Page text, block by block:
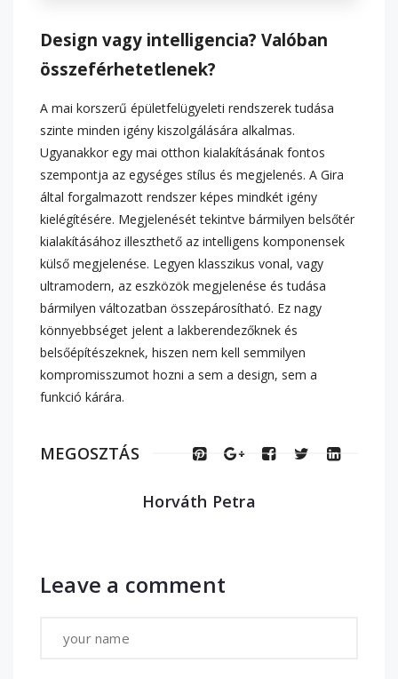
Design vagy intelligencia? Valóban
összeférhetetlenek?
A mai korszerű épületfelügyeleti rendszerek tudása
szinte minden igény kiszolgálására alkalmas.
Ugyanakkor egy mai otthon kialakításának fontos
szempontja az egységes stílus és megjelenés. A Gira
által forgalmazott rendszer képes mindkét igény
kielégítésére. Megjelenését tekintve bármilyen belsőtér
kialakításához illeszthető az intelligens komponensek
külső megjelenése. Legyen klasszikus vonal, vagy
ultramodern, az eszközök megjelenése és tudása
bármilyen változatban összepárosítható. Ez nagy
könnyebbséget jelent a lakberendezőknek és
belsőépítészeknek, hiszen nem kell semmilyen
kompromisszumot hozni a sem a design, sem a
funkció kárára.
MEGOSZTÁS
Horváth Petra
Leave a comment